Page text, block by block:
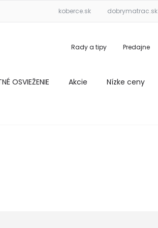
koberce.sk dobrymatrac.sk
Rady a tipy Predajne
OSVIEŽENIE Akcie Nízke ceny